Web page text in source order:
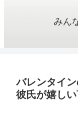
みん
バレンタイ
彼氏が嬉しい